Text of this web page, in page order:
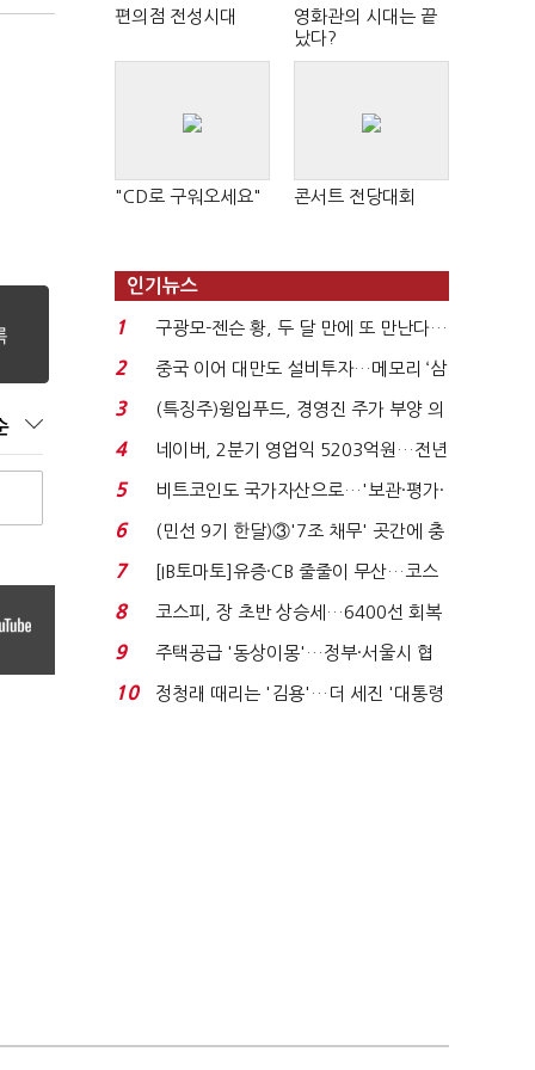
편의점 전성시대
영화관의 시대는 끝
났다?
"CD로 구워오세요" 콘서트 전당대회
인기뉴스
1
구광모-젠슨 황, 두 달 만에 또 만난다…
로봇·AI 등 논...
2
중국 이어 대만도 설비투자…메모리 ‘삼
국전쟁’
3
(특징주)윙입푸드, 경영진 주가 부양 의
지에 상한가...
4
네이버, 2분기 영업익 5203억원…전년
비 0.2% 감소...
5
비트코인도 국가자산으로…'보관·평가·
처분' 기준은 ...
6
(민선 9기 한달)③'7조 채무' 곳간에 충
격…추미애, 20년...
7
[IB토마토]유증·CB 줄줄이 무산…코스
닥 벌점 급증에 ...
8
코스피, 장 초반 상승세…6400선 회복
시도
9
주택공급 '동상이몽'…정부·서울시 협
력 없으면 '공수표'...
10
정청래 때리는 '김용'…더 세진 '대통령